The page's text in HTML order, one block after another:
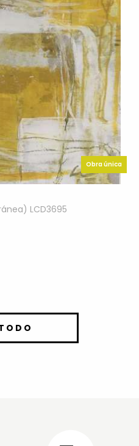
Obra única
LCD3695